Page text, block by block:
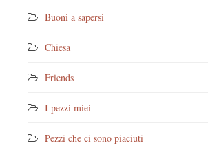
Buoni a sapersi
Chiesa
Friends
I pezzi miei
Pezzi che ci sono piaciuti